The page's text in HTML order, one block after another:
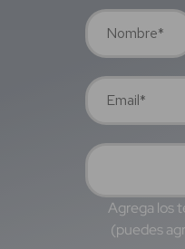
Agrega los
(puedes